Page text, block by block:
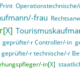
frau
X]
geprüfte/-r Controller/-in
geprüfte/-r technische/-r
in[X]